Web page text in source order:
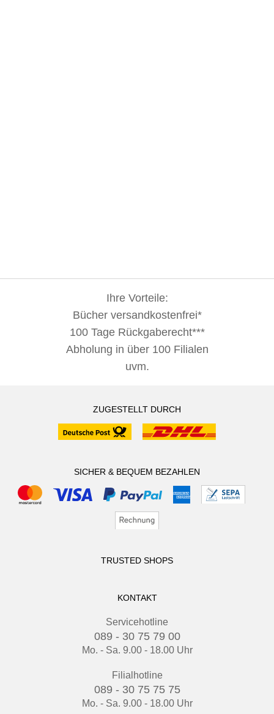
Ihre Vorteile:
Bücher versandkostenfrei*
100 Tage Rückgaberecht***
Abholung in über 100 Filialen
uvm.
ZUGESTELLT DURCH
SICHER & BEQUEM BEZAHLEN
TRUSTED SHOPS
KONTAKT
Servicehotline
089 - 30 75 79 00
Mo. - Sa. 9.00 - 18.00 Uhr
Filialhotline
089 - 30 75 75 75
Mo. - Sa. 9.00 - 18.00 Uhr